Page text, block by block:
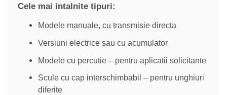
Cele mai intalnite tipuri:
Modele manuale, cu transmisie directa
Versiuni electrice sau cu acumulator
Modele cu percutie – pentru aplicatii solicitante
Scule cu cap interschimbabil – pentru unghiuri
diferite